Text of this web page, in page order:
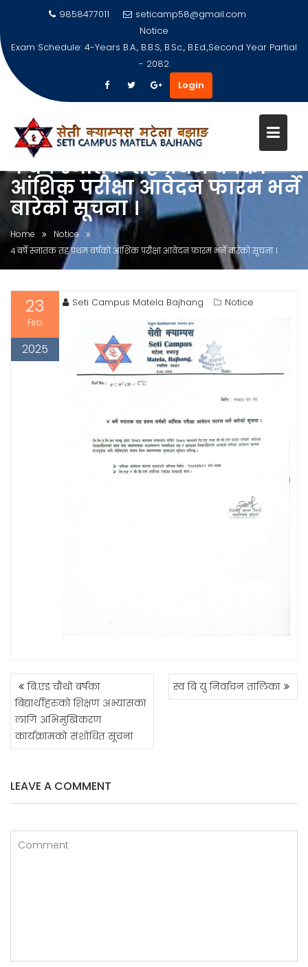
Skip
9858477011
seticamp58@gmail.com
Notice
Exam Schedule: 4-Years B.A., B.B.S, B.Sc., B.Ed.,Second Year Partial
- 2082
Login
४ बर्षे स्नातक तह प्रथम बर्षको
आंशिक परीक्षा आवेदन फारम भर्ने
बारेको सूचना ।
Home
Notice
४ बर्षे स्नातक तह प्रथम बर्षको आंशिक परीक्षा आवेदन फारम भर्ने बारेको सूचना ।
23
Feb
2025
Seti Campus Matela Bajhang Notice
POST
NAVIGATION
बि.एड चौथो बर्षका
बिद्यार्थीहरुको शिक्षण अभ्यासका
लागि अभिमुखिकरण
कार्यक्रामको संशोधित सूचना
स्व बि यु निर्वाचन तालिका
LEAVE A COMMENT